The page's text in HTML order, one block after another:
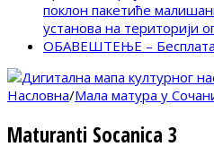
поклон пакетиће
установа на територији
ОБАВЕШТЕЊЕ –
Насловна/Мала матура у
Maturanti Socanica 3